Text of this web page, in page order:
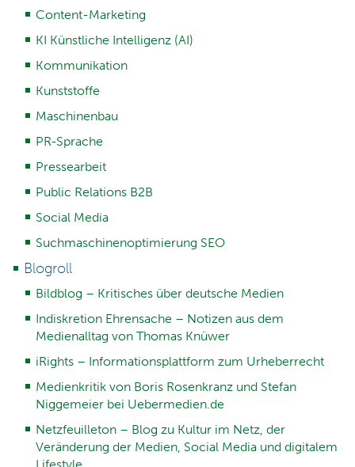
Content-Marketing
KI Künstliche Intelligenz (AI)
Kommunikation
Kunststoffe
Maschinenbau
PR-Sprache
Pressearbeit
Public Relations B2B
Social Media
Suchmaschinenoptimierung SEO
Blogroll
Bildblog – Kritisches über deutsche Medien
Indiskretion Ehrensache – Notizen aus dem
Medienalltag von Thomas Knüwer
iRights – Informationsplattform zum Urheberrecht
Medienkritik von Boris Rosenkranz und Stefan
Niggemeier bei Uebermedien.de
Netzfeuilleton – Blog zu Kultur im Netz, der
Veränderung der Medien, Social Media und digitalem